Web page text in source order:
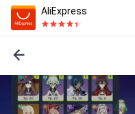
AliExpress